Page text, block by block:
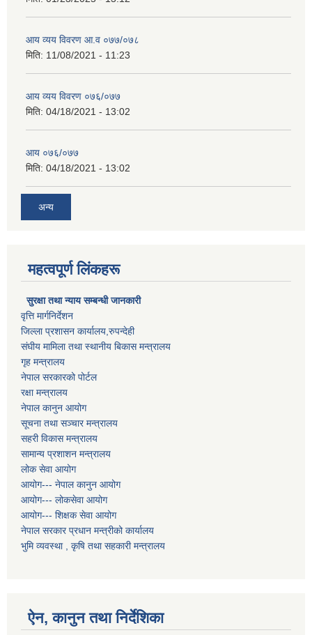
आय व्यय विवरण आ.व ०७७/०७८
मिति: 11/08/2021 - 11:23
आय व्यय विवरण ०७६/०७७
मिति: 04/18/2021 - 13:02
आय ०७६/०७७
मिति: 04/18/2021 - 13:02
अन्य
महत्वपूर्ण लिंकहरू
सुरक्षा तथा न्याय सम्बन्धी जानकारी
वृत्ति मार्गनिर्देशन
जिल्ला प्रशासन कार्यालय,रुपन्देही
संघीय मामिला तथा स्थानीय बिकास मन्त्रालय
गृह मन्त्रालय
नेपाल सरकारको पोर्टल
रक्षा मन्त्रालय
नेपाल कानुन आयोग
सूचना तथा सञ्चार मन्त्रालय
सहरी विकास मन्त्रालय
सामान्य प्रशाशन मन्त्रालय
लोक सेवा आयोग
आयोग--- नेपाल कानुन आयोग
आयोग--- लोकसेवा आयोग
आयोग--- शिक्षक सेवा आयोग
नेपाल सरकार प्रधान मन्त्रीको कार्यालय
भुमि व्यवस्था , कृषि तथा सहकारी मन्त्रालय
ऐन, कानुन तथा निर्देशिका